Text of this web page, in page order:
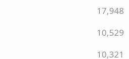
17,948
10,529
10,321